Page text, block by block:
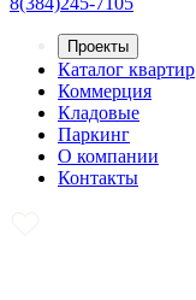
Проекты
Каталог квартир
Коммерция
Кладовые
Паркинг
О компании
Контакты